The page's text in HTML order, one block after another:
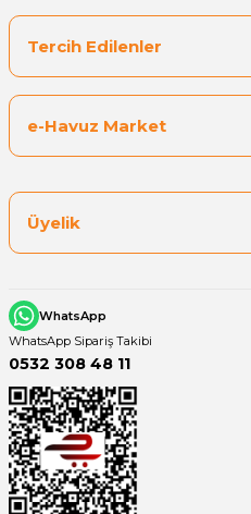
Olimpik Havuz
Yangın Pompası
Tercih Edilenler
e-Havuz Market
Üyelik
WhatsApp
WhatsApp Sipariş Takibi
0532 308 48 11